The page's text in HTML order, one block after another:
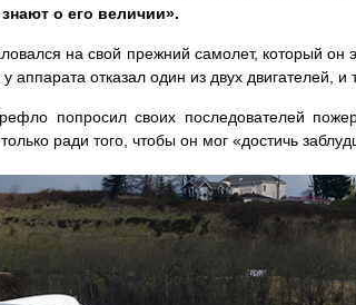
о его величии».
на свой прежний самолет, который он
аппарата отказал один из двух двигателей,
попросил своих последователей
ради того, чтобы он мог «достичь